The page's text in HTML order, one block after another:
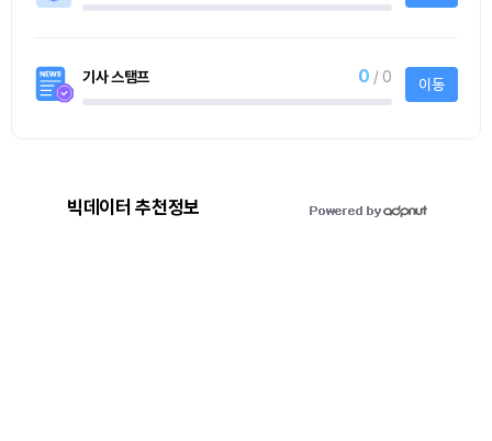
기사 스탬프 0 / 0 이동
빅데이터 추천정보